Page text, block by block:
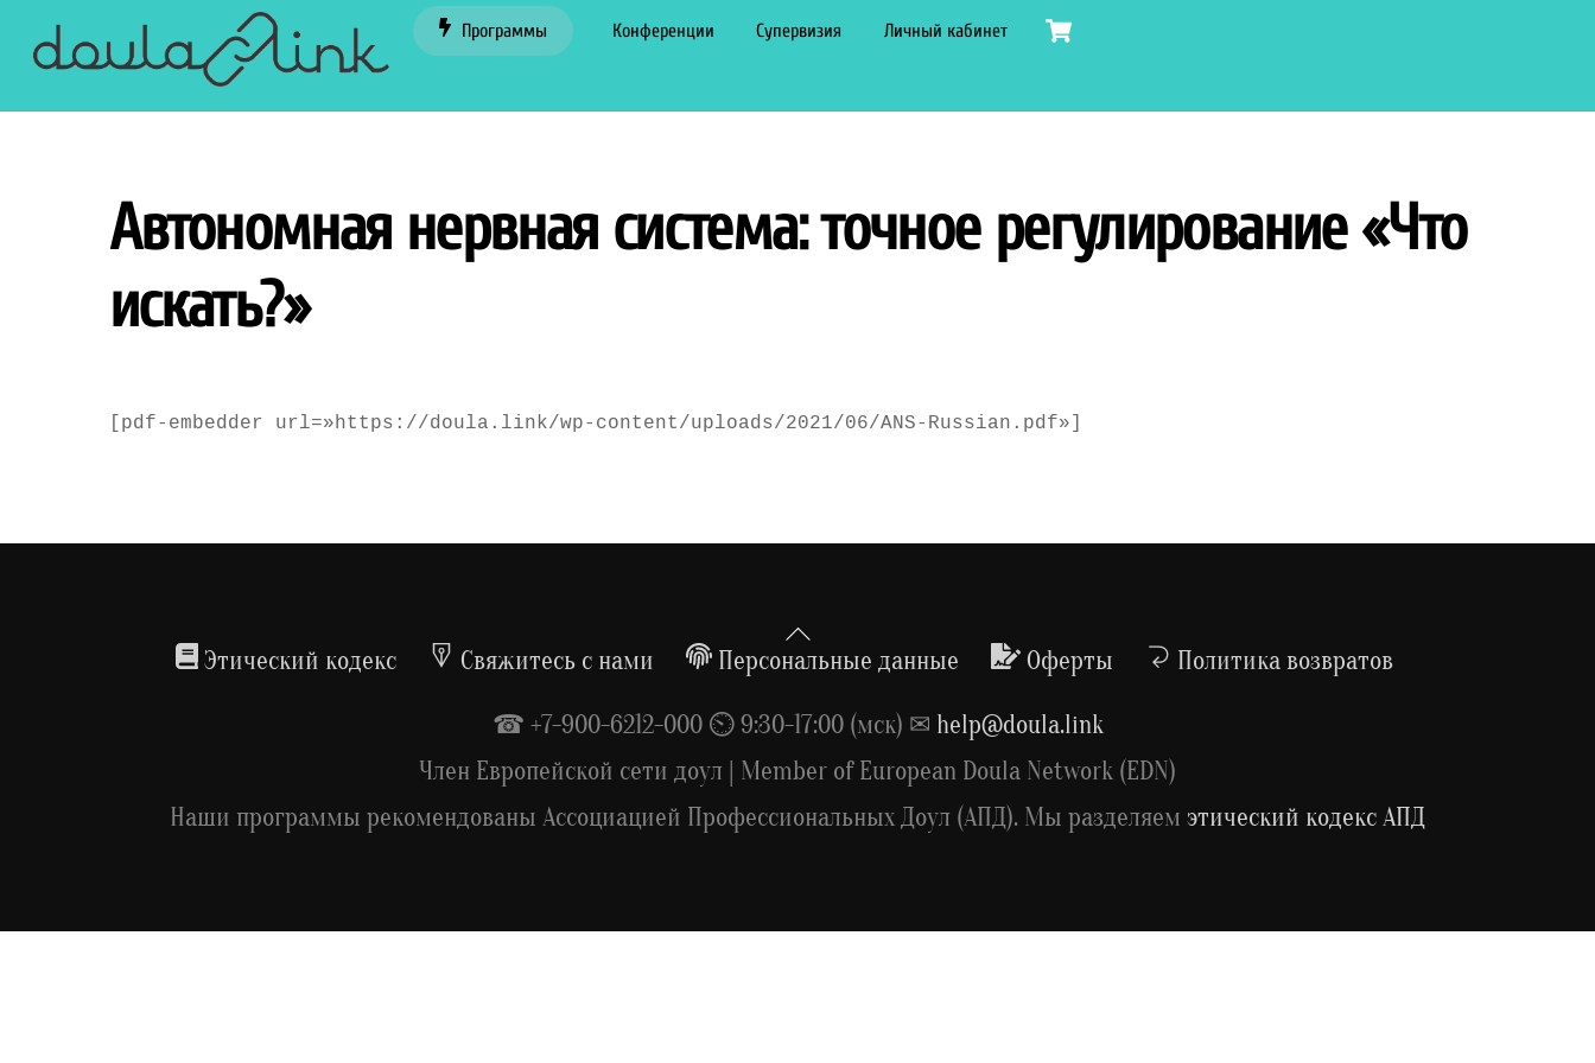
content
Программы Конференции Супервизия Личный кабинет
Автономная нервная система: точное регулирование «Что
искать?»
[pdf-embedder url=»https://doula.link/wp-content/uploads/2021/06/ANS-Russian.pdf»]
Back
To
Этический кодекс Свяжитесь с нами Персональные данные Оферты Политика возвратов
☎ +7-900-6212-000 ⏲ 9:30-17:00 (мск) ✉ help@doula.link
Член Европейской сети доул | Member of European Doula Network (EDN)
Наши программы рекомендованы Ассоциацией Профессиональных Доул (АПД). Мы разделяем этический кодекс АПД